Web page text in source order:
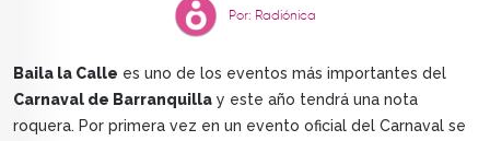
Por: Radiónica
Baila la Calle es uno de los eventos más importantes del
Carnaval de Barranquilla y este año tendrá una nota
roquera. Por primera vez en un evento oficial del Carnaval se